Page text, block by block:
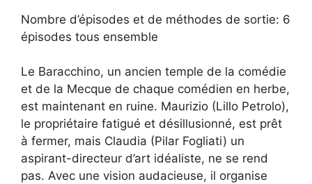
Nombre d’épisodes et de méthodes de sortie: 6
épisodes tous ensemble
Le Baracchino, un ancien temple de la comédie
et de la Mecque de chaque comédien en herbe,
est maintenant en ruine. Maurizio (Lillo Petrolo),
le propriétaire fatigué et désillusionné, est prêt
à fermer, mais Claudia (Pilar Fogliati) un
aspirant-directeur d’art idéaliste, ne se rend
pas. Avec une vision audacieuse, il organise